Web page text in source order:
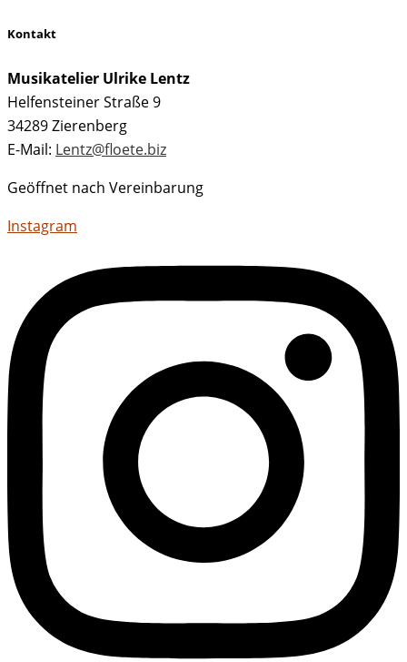
Kontakt
Musikatelier Ulrike Lentz
Helfensteiner Straße 9
34289 Zierenberg
E-Mail: Lentz@floete.biz
Geöffnet nach Vereinbarung
Instagram